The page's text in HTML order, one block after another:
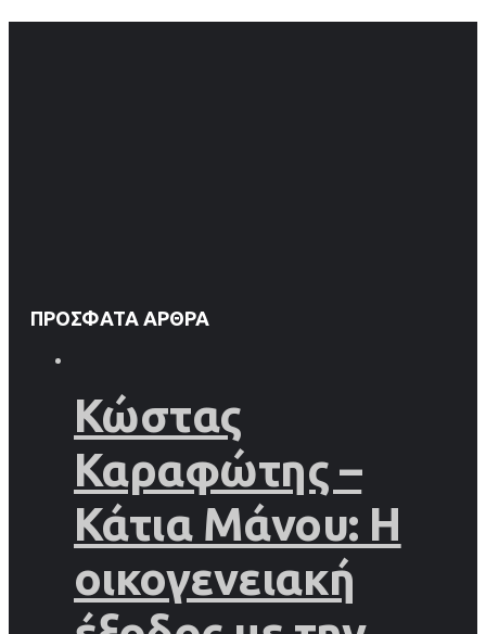
ΠΡΌΣΦΑΤΑ ΆΡΘΡΑ
Κώστας
Καραφώτης –
Κάτια Μάνου: Η
οικογενειακή